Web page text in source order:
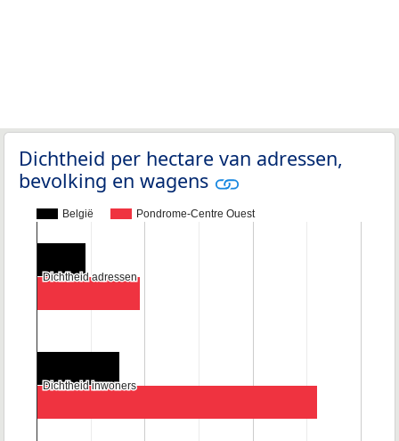
Dichtheid per hectare van adressen,
bevolking en wagens
België Pondrome-Centre Ouest
Dichtheid adressen
Dichtheid adressen
Dichtheid inwoners
Dichtheid inwoners